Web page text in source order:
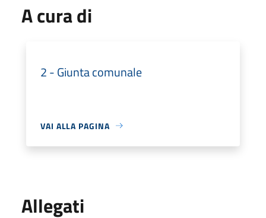
A cura di
2 - Giunta comunale
VAI ALLA PAGINA
Allegati